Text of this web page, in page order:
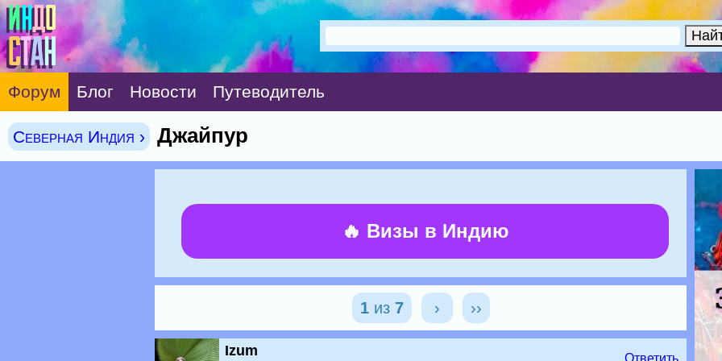
Форум Блог Новости Путеводитель
Северная Индия › Джайпур
🔥 Визы в Индию
1из 7 › ››
Izum Ответить